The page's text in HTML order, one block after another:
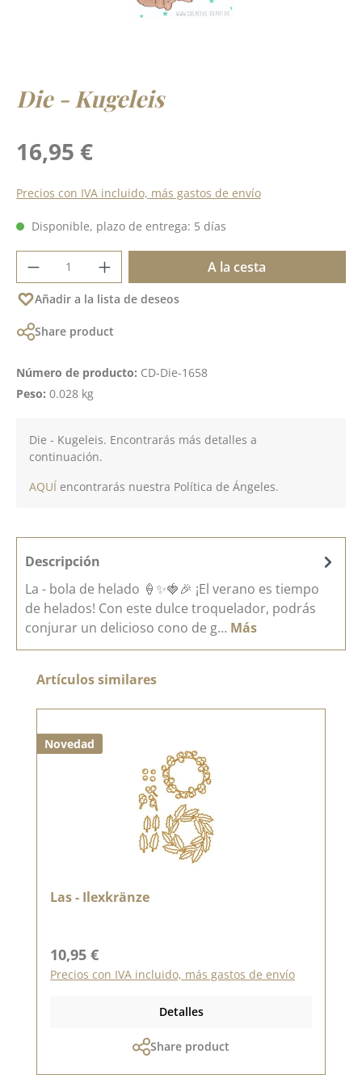
Die - Kugeleis
Precio normal:
16,95 €
Precios con IVA incluido, más gastos de envío
Disponible, plazo de entrega: 5 días
Cantidad del producto: introduce la
A la cesta
Añadir a la lista de deseos
Share product
Número de producto: CD-Die-1658
Peso: 0.028 kg
Die - Kugeleis. Encontrarás más detalles a
continuación.
AQUÍ encontrarás nuestra Política de Ángeles.
Descripción
La - bola de helado 🍦✨🍓🎉 ¡El verano es tiempo
de helados! Con este dulce troquelador, podrás
conjurar un delicioso cono de g… Más
Omitir la galería de productos
Artículos similares
Novedad
Las - Ilexkränze
Precio normal:
10,95 €
Precios con IVA incluido, más gastos de envío
Detalles
Share product